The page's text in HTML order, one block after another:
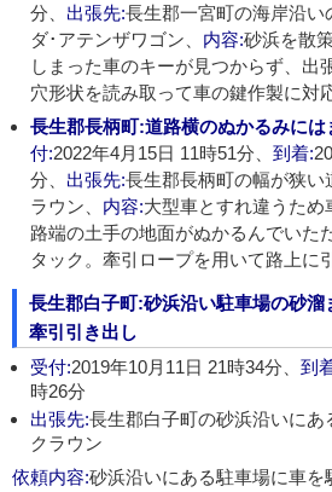
分、 出張先:長生郡一宮町の海岸沿い
ダ･アテンザワゴン、 内容:砂浜を散
しまった車のキーが見つからず、出
穴形状を読み取って車の鍵作製に対応
長生郡長柄町:道路横のぬかるみには
付:2022年4月15日 11時51分、 到着:
分、 出張先:長生郡長柄町の幅が狭い
ラウン、 内容:大型車とすれ違うた
路端の土手の地面がぬかるんでいた
タック。牽引ロープを用いて路上に
長生郡白子町:砂浜沿い駐車場の砂
牽引引き出し
受付:2019年10月11日 21時34分、 到
時26分
出張先:長生郡白子町の砂浜沿いにあ
クラウン
依頼内容:砂浜沿いにある駐車場に車を